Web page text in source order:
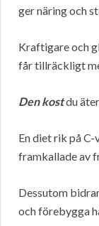
ger näring och
Kraftigare och
får tillräckligt
Den kostdu
En diet rik på
framkallade av
Dessutom
och förebygga